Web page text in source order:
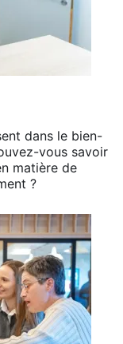
dans le bien-
vous savoir
matière de
?